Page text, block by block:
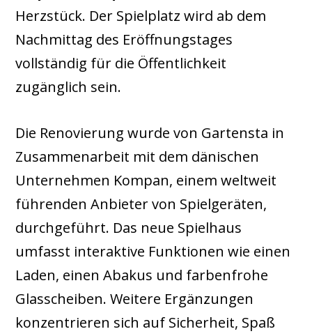
Herzstück. Der Spielplatz wird ab dem
Nachmittag des Eröffnungstages
vollständig für die Öffentlichkeit
zugänglich sein.
Die Renovierung wurde von Gartensta in
Zusammenarbeit mit dem dänischen
Unternehmen Kompan, einem weltweit
führenden Anbieter von Spielgeräten,
durchgeführt. Das neue Spielhaus
umfasst interaktive Funktionen wie einen
Laden, einen Abakus und farbenfrohe
Glasscheiben. Weitere Ergänzungen
konzentrieren sich auf Sicherheit, Spaß